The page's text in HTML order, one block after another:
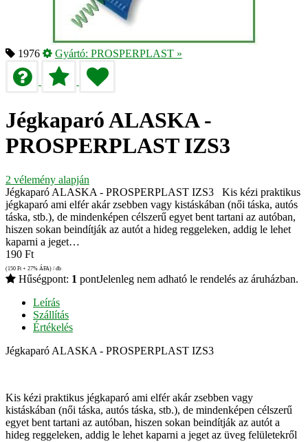
1976 Gyártó: PROSPERPLAST »
Jégkaparó ALASKA -
PROSPERPLAST IZS3
2 vélemény alapján
Jégkaparó ALASKA - PROSPERPLAST IZS3 Kis kézi praktikus
jégkaparó ami elfér akár zsebben vagy kistáskában (női táska, autós
táska, stb.), de mindenképen célszerű egyet bent tartani az autóban,
hiszen sokan beindítják az autót a hideg reggeleken, addig le lehet
kaparni a jeget…
190 Ft
(150 Ft + 27% ÁFA) / db
Hűségpont: 1 pontJelenleg nem adható le rendelés az áruházban.
Leírás
Szállítás
Értékelés
Jégkaparó ALASKA - PROSPERPLAST IZS3
Kis kézi praktikus jégkaparó ami elfér akár zsebben vagy
kistáskában (női táska, autós táska, stb.), de mindenképen célszerű
egyet bent tartani az autóban, hiszen sokan beindítják az autót a
hideg reggeleken, addig le lehet kaparni a jeget az üveg felületekről